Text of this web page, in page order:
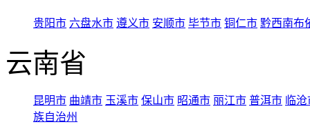
贵阳市 六盘水市 遵义市 安顺市 毕节市 铜仁市 黔西南布
云南省
昆明市 曲靖市 玉溪市 保山市 昭通市 丽江市 普洱市 临
族自治州